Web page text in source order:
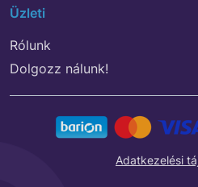
Üzleti
Rólunk
Dolgozz nálunk!
Adatkezelési